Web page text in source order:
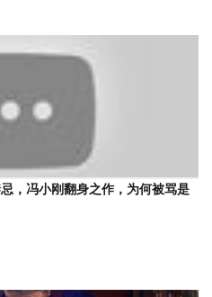
，冯小刚翻身之作，为何被骂是